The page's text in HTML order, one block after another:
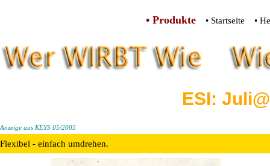
• Produkte • Startseite •
ESI: Juli@
Anzeige aus KEYS 05/2005
Flexibel - einfach umdrehen.